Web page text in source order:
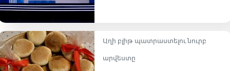
Աղի բլիթ պատրաստելու նուրբ
արվեստը